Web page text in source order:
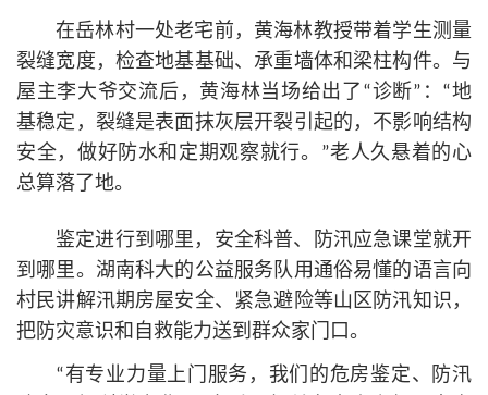
在岳林村一处老宅前，黄海林教授带着学生测量
裂缝宽度，检查地基基础、承重墙体和梁柱构件。与
屋主李大爷交流后，黄海林当场给出了“诊断”：“地
基稳定，裂缝是表面抹灰层开裂引起的，不影响结构
安全，做好防水和定期观察就行。”老人久悬着的心
总算落了地。
鉴定进行到哪里，安全科普、防汛应急课堂就开
到哪里。湖南科大的公益服务队用通俗易懂的语言向
村民讲解汛期房屋安全、紧急避险等山区防汛知识，
把防灾意识和自救能力送到群众家门口。
“有专业力量上门服务，我们的危房鉴定、防汛